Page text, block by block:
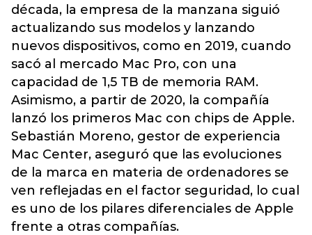
década, la empresa de la manzana siguió
actualizando sus modelos y lanzando
nuevos dispositivos, como en 2019, cuando
sacó al mercado Mac Pro, con una
capacidad de 1,5 TB de memoria RAM.
Asimismo, a partir de 2020, la compañía
lanzó los primeros Mac con chips de Apple.
Sebastián Moreno, gestor de experiencia
Mac Center, aseguró que las evoluciones
de la marca en materia de ordenadores se
ven reflejadas en el factor seguridad, lo cual
es uno de los pilares diferenciales de Apple
frente a otras compañías.